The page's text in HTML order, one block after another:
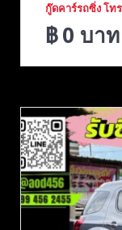
กู๊ดคาร์รถซิ่ง โท
฿0 บาท